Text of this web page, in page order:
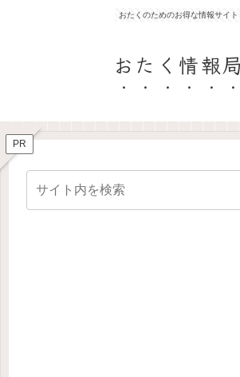
おたくのためのお得な情報サイト
おたく情報局
PR